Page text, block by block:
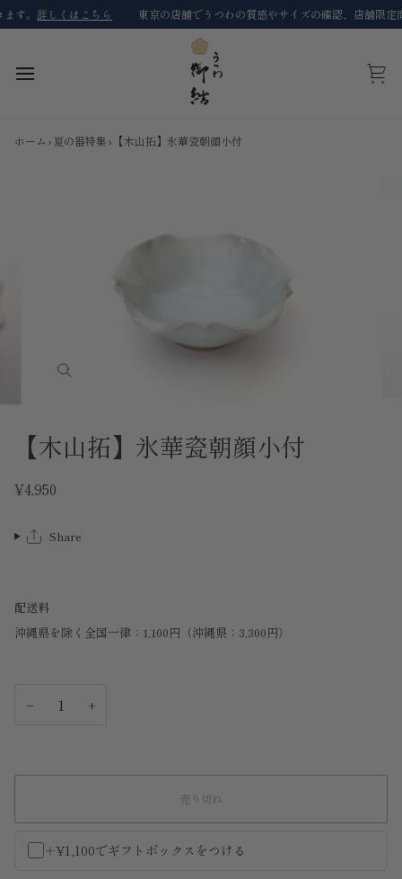
コ
ン
。詳しくはこちら 東京の店舗でうつわの質感やサイズの確認、店舗限定商
カ
ホーム ›夏の器特集› 【木山拓】氷華瓷朝顔小付
【木山拓】氷華瓷朝顔小付
¥4,950
Share
配送料
沖縄県を除く全国一律：1,100円（沖縄県：3,300円）
− +
売り切れ
＋¥1,100でギフトボックスをつける